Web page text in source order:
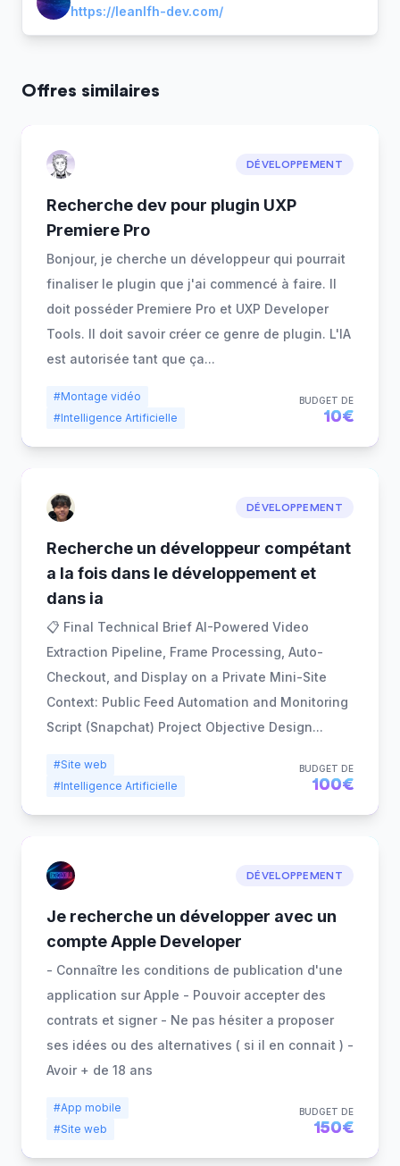
https://leanlfh-dev.com/
Offres similaires
DÉVELOPPEMENT
Recherche dev pour plugin UXP
Premiere Pro
Bonjour, je cherche un développeur qui pourrait
finaliser le plugin que j'ai commencé à faire. Il
doit posséder Premiere Pro et UXP Developer
Tools. Il doit savoir créer ce genre de plugin. L'IA
est autorisée tant que ça...
#Montage vidéo
#Intelligence Artificielle
BUDGET DE
10€
DÉVELOPPEMENT
Recherche un développeur compétant
a la fois dans le développement et
dans ia
📋 Final Technical Brief AI-Powered Video
Extraction Pipeline, Frame Processing, Auto-
Checkout, and Display on a Private Mini-Site
Context: Public Feed Automation and Monitoring
Script (Snapchat) Project Objective Design...
#Site web
#Intelligence Artificielle
BUDGET DE
100€
DÉVELOPPEMENT
Je recherche un développer avec un
compte Apple Developer
- Connaître les conditions de publication d'une
application sur Apple - Pouvoir accepter des
contrats et signer - Ne pas hésiter a proposer
ses idées ou des alternatives ( si il en connait ) -
Avoir + de 18 ans
#App mobile
#Site web
BUDGET DE
150€